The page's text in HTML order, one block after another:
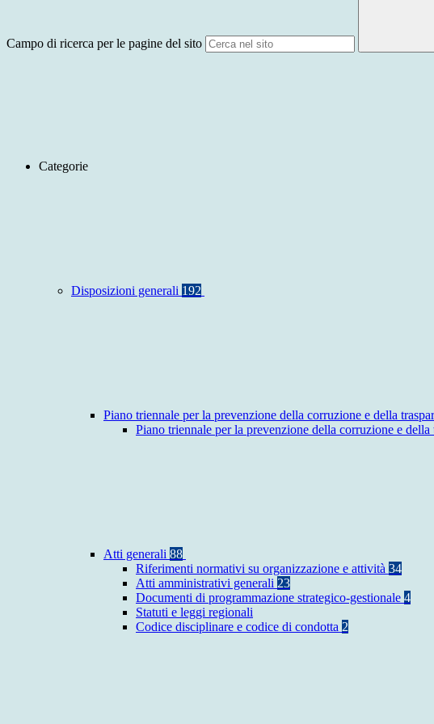
Campo di ricerca per le pagine del sito
Categorie
Disposizioni generali 192
Piano triennale per la prevenzione della corruzione e della
Piano triennale per la prevenzione della corruzione e
Atti generali 88
Riferimenti normativi su organizzazione e attività 34
Atti amministrativi generali 23
Documenti di programmazione strategico-gestionale 4
Statuti e leggi regionali
Codice disciplinare e codice di condotta 2